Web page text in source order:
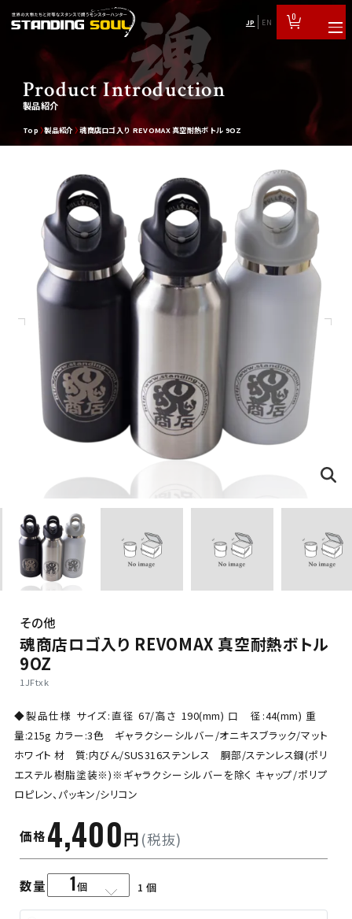
JP EN 0
Product Introduction
製品紹介
Top 製品紹介 魂商店ロゴ入り REVOMAX 真空耐熱ボトル 9OZ
その他
魂商店ロゴ入り REVOMAX 真空耐熱ボトル
9OZ
1JFtxk
◆製品仕様 サイズ:直径 67/高さ 190(mm) 口 径:44(mm) 重
量:215g カラー:3色 ギャラクシーシルバー/オニキスブラック/マット
ホワイト 材 質:内びん/SUS316ステンレス 胴部/ステンレス鋼(ポリ
エステル樹脂塗装※)※ギャラクシーシルバーを除く キャップ/ポリプ
ロピレン、パッキン/シリコン
価格4,400円 (税抜)
数量 1個